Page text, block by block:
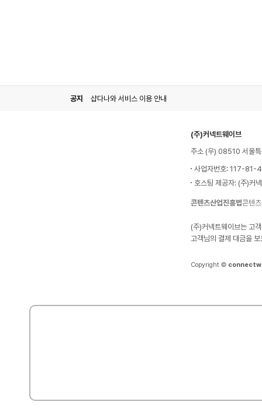
공지 샵다나와 서비스 이용 안내
(주)커넥트웨이브
주소 (우) 08510 서울
사업자번호: 117-81-
호스팅 제공자: (주)커
콘텐츠산업진흥법콘텐
(주)커넥트웨이브는 고
고객님의 결제 대금을
Copyright ©